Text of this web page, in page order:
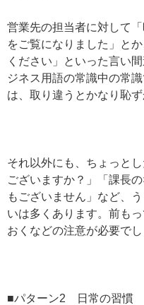
営業先の担当者に対して
をご覧になりました」と
ください」といった言い
ジネス用語の常識中の常
は、取り違うとかなり恥
それ以外にも、ちょっと
ございますか？」「課長
もございません」など、
いは多くあります。前も
おくなどの注意が必要でし
■パターン2 日常の習慣